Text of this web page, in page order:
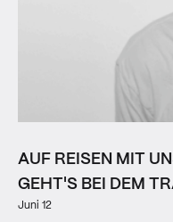
AUF REISEN MIT
GEHT'S BEI DEM
Juni 12